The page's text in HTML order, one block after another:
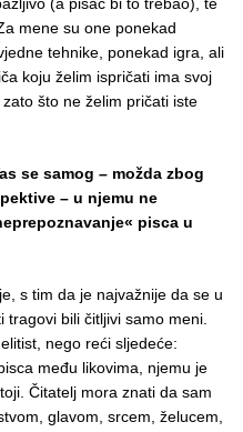
mene su one ponekad
tehnike, ponekad igra, ali
koju želim ispričati ima svoj
što ne želim pričati iste
se samog – možda zbog
– u njemu ne
pisca u
s tim da je najvažnije da se u
bili čitljivi samo meni.
nego reći sljedeće:
među likovima, njemu je
Čitatelj mora znati da sam
glavom, srcem, želucem,